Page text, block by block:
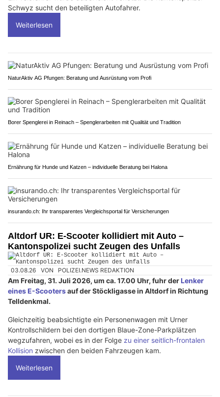
Schwyz sucht den beteiligten Autofahrer.
Weiterlesen
NaturAktiv AG Pfungen: Beratung und Ausrüstung vom Profi
Borer Spenglerei in Reinach – Spenglerarbeiten mit Qualität und Tradition
Ernährung für Hunde und Katzen – individuelle Beratung bei Halona
insurando.ch: Ihr transparentes Vergleichsportal für Versicherungen
Altdorf UR: E-Scooter kollidiert mit Auto –
Kantonspolizei sucht Zeugen des Unfalls
03.08.26 VON POLIZEI.NEWS REDAKTION
Am Freitag, 31. Juli 2026, um ca. 17.00 Uhr, fuhr der Lenker
eines E-Scootersauf der Stöckligasse in Altdorf in Richtung
Telldenkmal.
Gleichzeitig beabsichtigte ein Personenwagen mit Urner
Kontrollschildern bei den dortigen Blaue-Zone-Parkplätzen
wegzufahren, wobei es in der Folge zu einer seitlich-frontalen
Kollision zwischen den beiden Fahrzeugen kam.
Weiterlesen